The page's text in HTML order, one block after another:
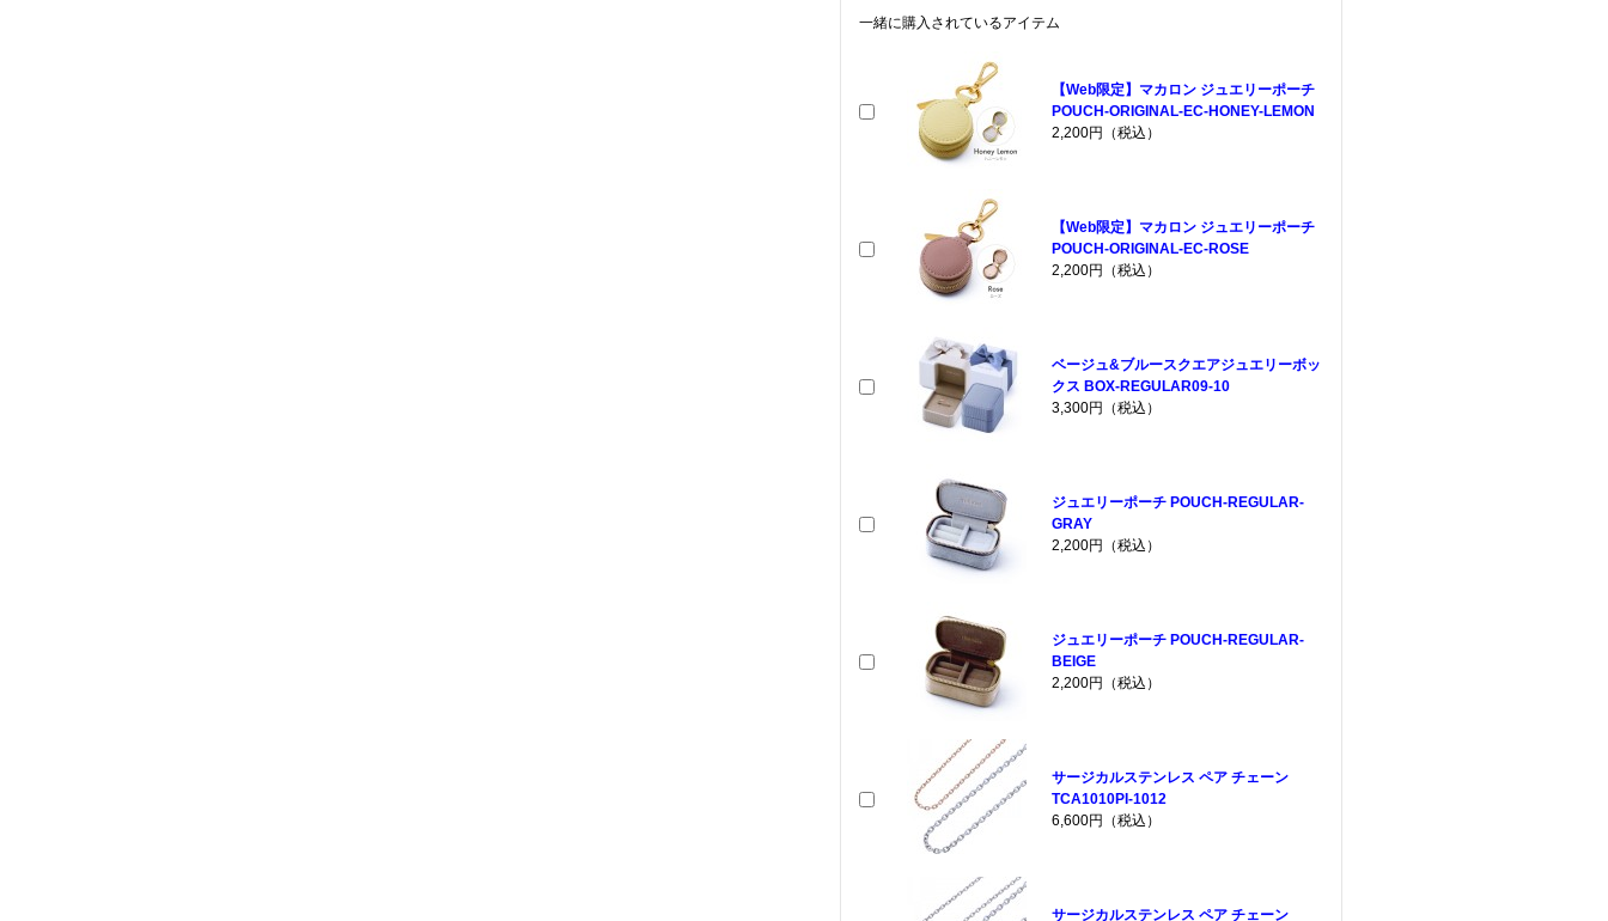
一緒に購入されているアイテム
【Web限定】マカロン ジュエリーポーチ
POUCH-ORIGINAL-EC-HONEY-LEMON
2,200円（税込）
【Web限定】マカロン ジュエリーポーチ
POUCH-ORIGINAL-EC-ROSE
2,200円（税込）
ベージュ&ブルースクエアジュエリーボッ
クス BOX-REGULAR09-10
3,300円（税込）
ジュエリーポーチ POUCH-REGULAR-
GRAY
2,200円（税込）
ジュエリーポーチ POUCH-REGULAR-
BEIGE
2,200円（税込）
サージカルステンレス ペア チェーン
TCA1010PI-1012
6,600円（税込）
サージカルステンレス ペア チェーン